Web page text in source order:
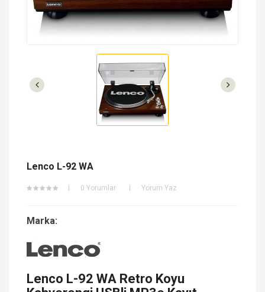
Lenco L-92 WA
0 Yorumlar Yorum Yaz
Marka:
Lenco L-92 WA Retro Koyu